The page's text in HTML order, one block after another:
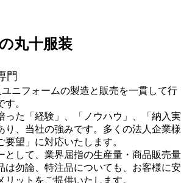
丸十服装
門
ニフォームの製造と販売を一貫して行
。
った「経験」、「ノウハウ」、「納入実
り、当社の強みです。多くの法人企業様
望」に対応いたします。
として、業界屈指の生産量・商品販売量
は勿論、特注品についても、お客様に安
ットをご提供いたします。